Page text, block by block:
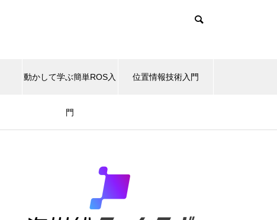
動かして学ぶ簡単ROS入
門
位置情報技術入門